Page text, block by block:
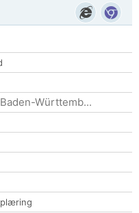
Baden-Württemb...